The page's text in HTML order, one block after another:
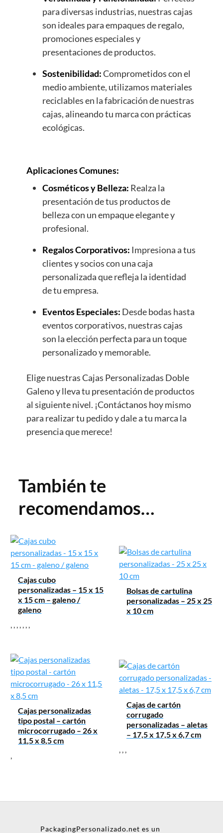
para diversas industrias, nuestras cajas
son ideales para empaques de regalo,
promociones especiales y
presentaciones de productos.
Sostenibilidad:Comprometidos con el
medio ambiente, utilizamos materiales
reciclables en la fabricación de nuestras
cajas, alineando tu marca con prácticas
ecológicas.
Aplicaciones Comunes:
Cosméticos y Belleza: Realza la
presentación de tus productos de
belleza con un empaque elegante y
profesional.
Regalos Corporativos: Impresiona a tus
clientes y socios con una caja
personalizada que refleja la identidad
de tu empresa.
Eventos Especiales: Desde bodas hasta
eventos corporativos, nuestras cajas
son la elección perfecta para un toque
personalizado y memorable.
Elige nuestras Cajas Personalizadas Doble
Galeno y lleva tu presentación de productos
al siguiente nivel. ¡Contáctanos hoy mismo
para realizar tu pedido y dale a tu marca la
presencia que merece!
También te
recomendamos…
Cajas cubo
personalizadas – 15 x 15
x 15 cm – galeno /
galeno
, , , , , , ,
Bolsas de cartulina
personalizadas – 25 x 25
x 10 cm
Cajas personalizadas
tipo postal – cartón
microcorrugado – 26 x
11,5 x 8,5 cm
,
Cajas de cartón
corrugado
personalizadas – aletas
– 17,5 x 17,5 x 6,7 cm
, , ,
PackagingPersonalizado.net es un